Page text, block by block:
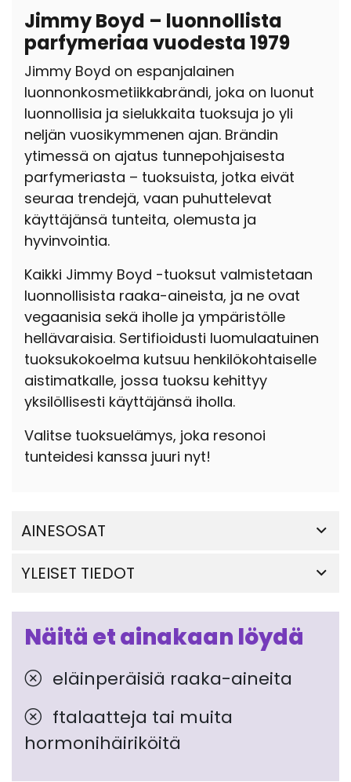
Jimmy Boyd – luonnollista
parfymeriaa vuodesta 1979
Jimmy Boyd on espanjalainen
luonnonkosmetiikkabrändi, joka on luonut
luonnollisia ja sielukkaita tuoksuja jo yli
neljän vuosikymmenen ajan. Brändin
ytimessä on ajatus tunnepohjaisesta
parfymeriasta – tuoksuista, jotka eivät
seuraa trendejä, vaan puhuttelevat
käyttäjänsä tunteita, olemusta ja
hyvinvointia.
Kaikki Jimmy Boyd -tuoksut valmistetaan
luonnollisista raaka-aineista, ja ne ovat
vegaanisia sekä iholle ja ympäristölle
hellävaraisia. Sertifioidusti luomulaatuinen
tuoksukokoelma kutsuu henkilökohtaiselle
aistimatkalle, jossa tuoksu kehittyy
yksilöllisesti käyttäjänsä iholla.
Valitse tuoksuelämys, joka resonoi
tunteidesi kanssa juuri nyt!
AINESOSAT
YLEISET TIEDOT
Näitä et ainakaan löydä
eläinperäisiä raaka-aineita
ftalaatteja tai muita
hormonihäiriköitä